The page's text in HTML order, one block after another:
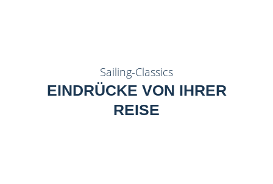
Sailing-Classics
EINDRÜCKE VON IHRER
REISE